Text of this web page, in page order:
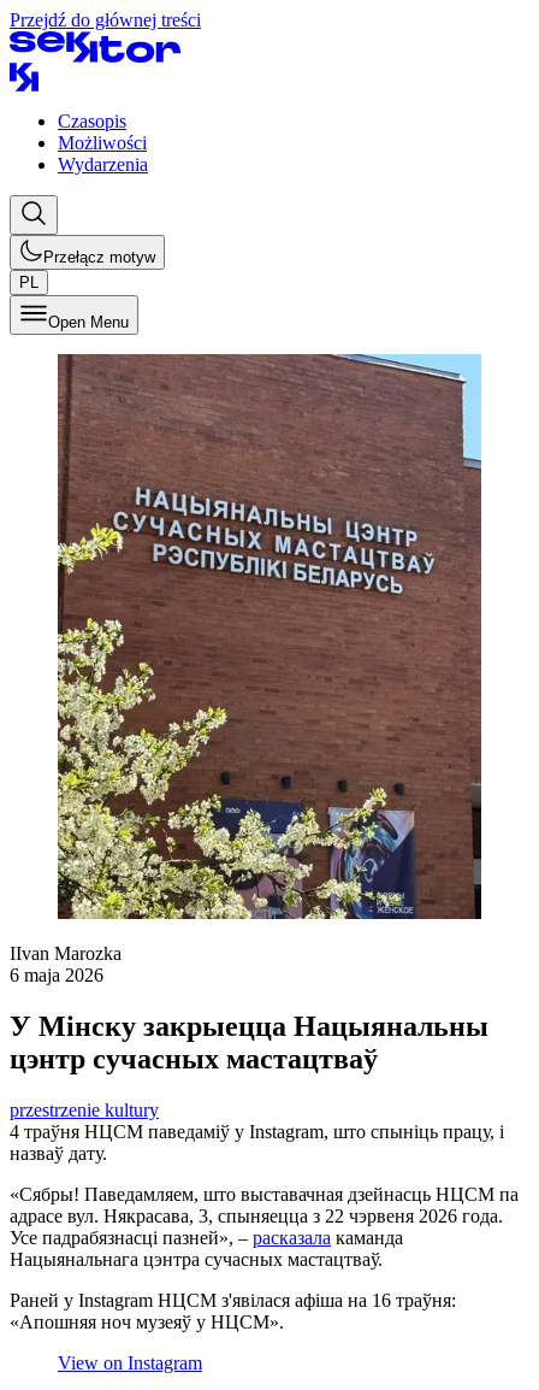
Przejdź do głównej treści
Czasopis
Możliwości
Wydarzenia
Przełącz motyw
PL
Open Menu
IIvan Marozka
6 maja 2026
У Мінску закрыецца Нацыянальны
цэнтр сучасных мастацтваў
przestrzenie kultury
4 траўня НЦСМ паведаміў у Instagram, што спыніць працу, і
назваў дату.
«Сябры! Паведамляем, што выставачная дзейнасць НЦСМ па
адрасе вул. Някрасава, 3, спыняецца з 22 чэрвеня 2026 года.
Усе падрабязнасці пазней», – расказала каманда
Нацыянальнага цэнтра сучасных мастацтваў.
Раней у Instagram НЦСМ з'явілася афіша на 16 траўня:
«Апошняя ноч музеяў у НЦСМ».
View on Instagram